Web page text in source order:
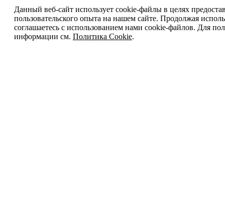
Данный веб-сайт использует cookie-файлы в целях
пользовательского опыта на нашем сайте. Продолжая
соглашаетесь с использованием нами cookie-файлов. Для
информации см. Политика Cookie.